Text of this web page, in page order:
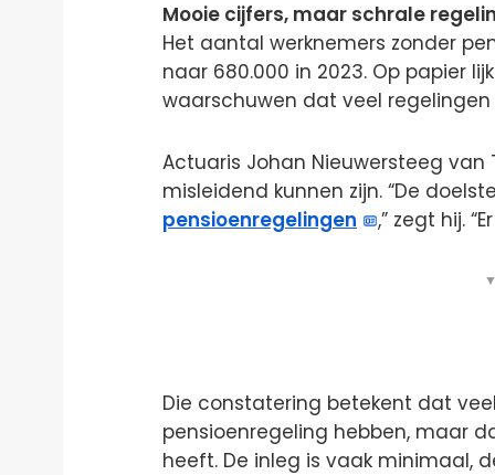
Mooie cijfers, maar schrale
Het aantal werknemers zonder
naar 680.000 in 2023. Op papier
waarschuwen dat veel regelingen
Actuaris Johan Nieuwersteeg van
misleidend kunnen zijn. “De
pensioenregelingen
,” zegt hij.
Die constatering betekent dat
pensioenregeling hebben, maar
heeft. De inleg is vaak minimaal,